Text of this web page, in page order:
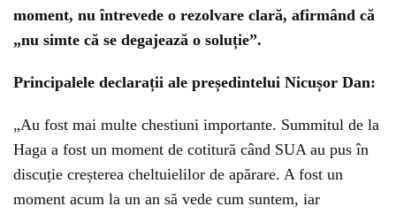
moment, nu întrevede o rezolvare clară, afirmând că
„nu simte că se degajează o soluție”.
Principalele declarații ale președintelui Nicușor Dan:
„Au fost mai multe chestiuni importante. Summitul de la
Haga a fost un moment de cotitură când SUA au pus în
discuție creșterea cheltuielilor de apărare. A fost un
moment acum la un an să vede cum suntem, iar